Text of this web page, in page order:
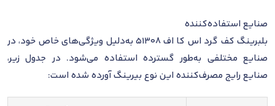
صنایع استفاده‌کننده
بلبرینگ کف گرد اس کا اف 51308 به‌دلیل ویژگی‌های خاص خود، در
صنایع مختلفی به‌طور گسترده استفاده می‌شود. در جدول زیر،
صنایع رایج مصرف‌کننده این نوع بیرینگ آورده شده است: